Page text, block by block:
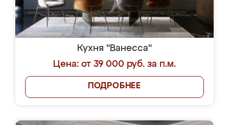
Кухня "Ванесса"
Цена: от 39 000 руб. за п.м.
ПОДРОБНЕЕ